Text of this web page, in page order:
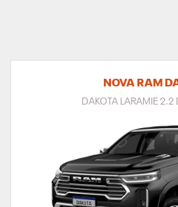
NOVA RAM
DAKOTA LARAMIE 2.2